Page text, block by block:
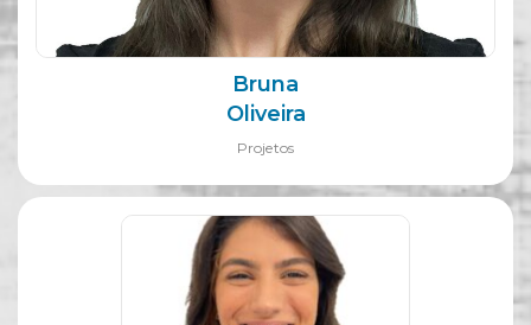
Bruna
Oliveira
Projetos